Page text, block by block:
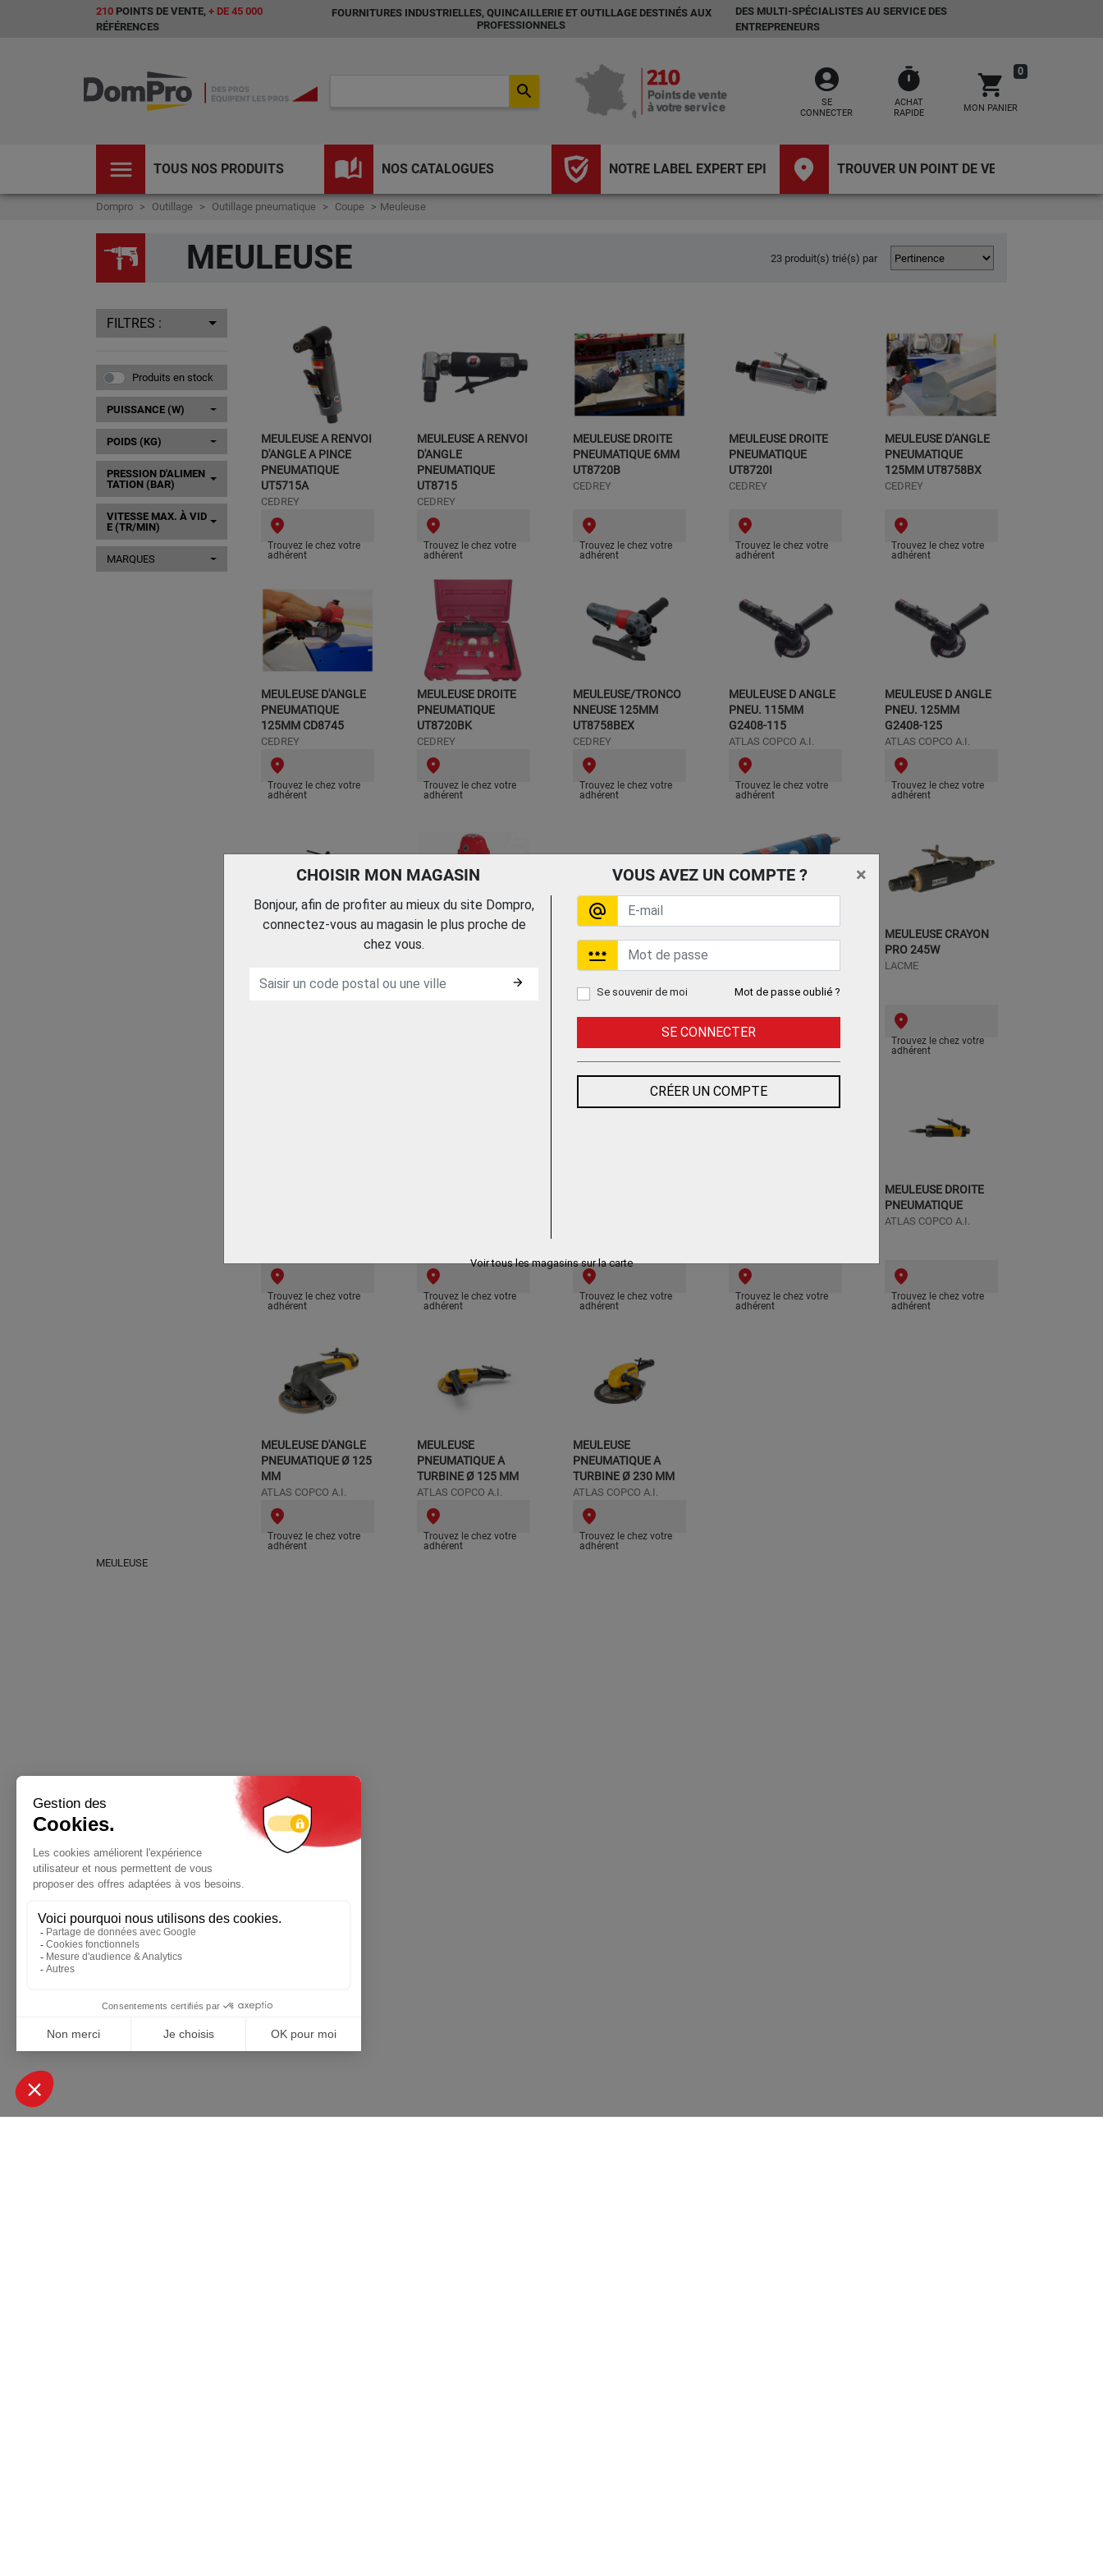
210 POINTS DE VENTE, + DE 45 000
RÉFÉRENCES
FOURNITURES INDUSTRIELLES, QUINCAILLERIE ET OUTILLAGE DESTINÉS AUX
PROFESSIONNELS
DES MULTI-SPÉCIALISTES AU SERVICE DES
ENTREPRENEURS
search account_circle
SE
CONNECTER
timer
ACHAT
RAPIDE
shopping_cart
MON PANIER
0
menu TOUS NOS PRODUITS auto_stories NOS CATALOGUES NOTRE LABEL EXPERT EPI place TROUVER UN POINT DE VENTE
Dompro Outillage Outillage pneumatique Coupe Meuleuse
MEULEUSE 23 produit(s) trié(s) par
FILTRES :
Produits en stock
PUISSANCE (W)
POIDS (KG)
PRESSION D'ALIMEN
TATION (BAR)
VITESSE MAX. À VID
E (TR/MIN)
MARQUES
MEULEUSE A RENVOI
D'ANGLE A PINCE
PNEUMATIQUE
UT5715A
CEDREY
Trouvez le chez votre
adhérent
MEULEUSE A RENVOI
D'ANGLE
PNEUMATIQUE
UT8715
CEDREY
Trouvez le chez votre
adhérent
MEULEUSE DROITE
PNEUMATIQUE 6MM
UT8720B
CEDREY
Trouvez le chez votre
adhérent
MEULEUSE DROITE
PNEUMATIQUE
UT8720I
CEDREY
Trouvez le chez votre
adhérent
MEULEUSE D'ANGLE
PNEUMATIQUE
125MM UT8758BX
CEDREY
Trouvez le chez votre
adhérent
MEULEUSE D'ANGLE
PNEUMATIQUE
125MM CD8745
CEDREY
Trouvez le chez votre
adhérent
MEULEUSE DROITE
PNEUMATIQUE
UT8720BK
CEDREY
Trouvez le chez votre
adhérent
MEULEUSE/TRONCO
NNEUSE 125MM
UT8758BEX
CEDREY
Trouvez le chez votre
adhérent
MEULEUSE D ANGLE
PNEU. 115MM
G2408-115
ATLAS COPCO A.I.
Trouvez le chez votre
adhérent
MEULEUSE D ANGLE
PNEU. 125MM
G2408-125
ATLAS COPCO A.I.
Trouvez le chez votre
adhérent
ATLAS COPCO A.I.
MEULEUSE
VERTICALE
230MM UT919C
PNEUMATIQUE
G2451
adhérent
adhérent
MEULEUSE CRAYON
PRO 245W
LACME
Trouvez le chez votre
adhérent
Trouvez le chez votre
adhérent
Trouvez le chez votre
adhérent
Trouvez le chez votre
adhérent
Trouvez le chez votre
adhérent
MEULEUSE DROITE
PNEUMATIQUE
ATLAS COPCO A.I.
Trouvez le chez votre
adhérent
MEULEUSE D'ANGLE
PNEUMATIQUE Ø 125
MM
ATLAS COPCO A.I.
Trouvez le chez votre
adhérent
MEULEUSE
PNEUMATIQUE A
TURBINE Ø 125 MM
ATLAS COPCO A.I.
Trouvez le chez votre
adhérent
MEULEUSE
PNEUMATIQUE A
TURBINE Ø 230 MM
ATLAS COPCO A.I.
Trouvez le chez votre
adhérent
MEULEUSE
CHOISIR MON MAGASIN VOUS AVEZ UN COMPTE ? ×
Bonjour, afin de profiter au mieux du site Dompro,
connectez-vous au magasin le plus proche de
chez vous.
arrow_forward
alternate_email
password
Se souvenir de moi Mot de passe oublié ?
SE CONNECTER
CRÉER UN COMPTE
Voir tous les magasins sur la carte